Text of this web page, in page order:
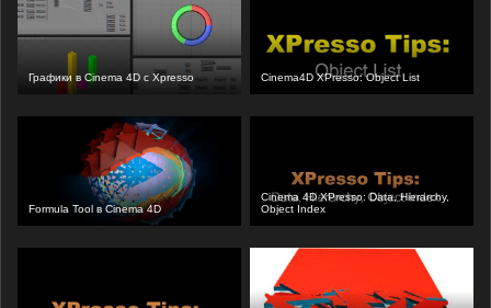
Графики в Cinema 4D с Xpresso Cinema4D XPresso: Object List
Formula Tool в Cinema 4D
Cinema 4D XPresso: Data, Hierarchy,
Object Index